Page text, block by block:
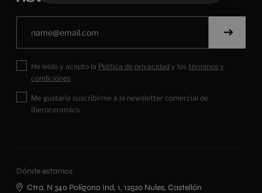
He leído y acepto la Política de privacidady los términos y
condiciones
Me gustaría suscribirme a la newsletter comercial de
Iberoceramics.
Dónde estamos
Ctra. N 340 Polígono Ind, 1, 12520 Nules, Castellón